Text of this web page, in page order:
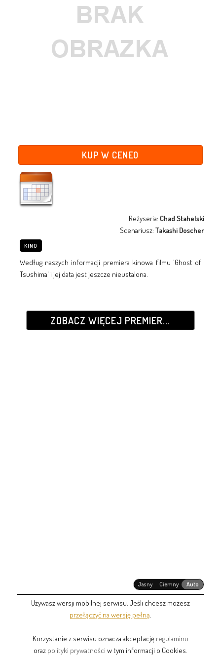
KUP W CENEO
Reżyseria: Chad Stahelski
Scenariusz:Takashi Doscher
KINO
Według naszych informacji premiera kinowa filmu 'Ghost of
Tsushima' i jej data jest jeszcze nieustalona.
ZOBACZ WIĘCEJ PREMIER...
Jasny Ciemny Auto
Używasz wersji mobilnej serwisu. Jeśli chcesz możesz
przełączyć na wersję pełną
Korzystanie z serwisu oznacza akceptację regulaminu
oraz polityki prywatności w tym informacji o Cookies.